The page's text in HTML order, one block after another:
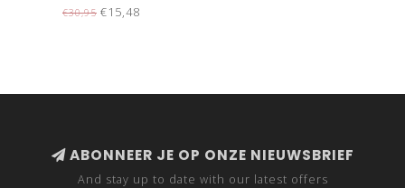
€30,95 €15,48
ABONNEER JE OP ONZE NIEUWSBRIEF
And stay up to date with our latest offers